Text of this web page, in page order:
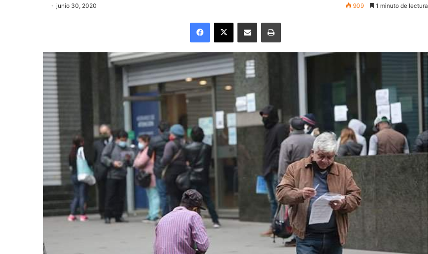
junio 30, 2020 909 1 minuto de lectura
Facebook
X Enviar vía email Imprimir